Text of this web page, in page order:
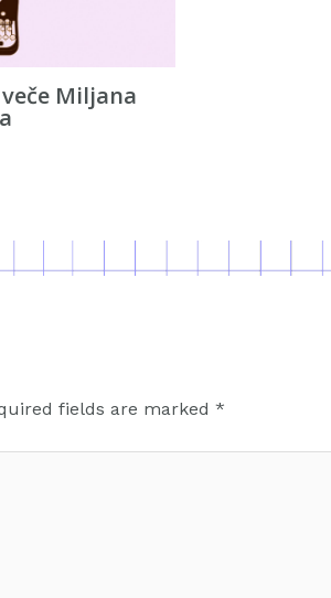
Miljana
fields are marked *